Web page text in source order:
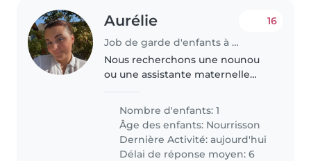
Aurélie
Job de garde d'enfants à Cherbourg
16
Nous recherchons une nounou
ou une assistante maternelle
Notre fille aura un an et deux
mois. Nous avons besoin de
quelqu'un..
Nombre d'enfants: 1
Âge des enfants: Nourrisson
Dernière Activité: aujourd'hui
Délai de réponse moyen: 6